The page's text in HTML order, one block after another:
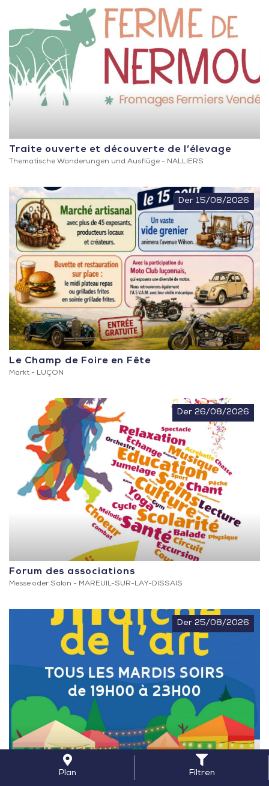
Traite ouverte et découverte de l’élevage
Thematische Wanderungen und Ausflüge - NALLIERS
Der 15/08/2026
Le Champ de Foire en Fête
Markt - LUÇON
Der 26/08/2026
Forum des associations
Messe oder Salon - MAREUIL-SUR-LAY-DISSAIS
Der 25/08/2026
Plan Filtren